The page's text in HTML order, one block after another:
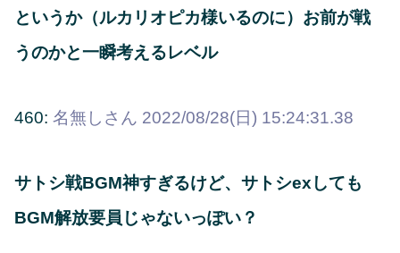
というか（ルカリオピカ様いるのに）お前が戦
うのかと一瞬考えるレベル
460: 名無しさん 2022/08/28(日) 15:24:31.38
サトシ戦BGM神すぎるけど、サトシexしても
BGM解放要員じゃないっぽい？